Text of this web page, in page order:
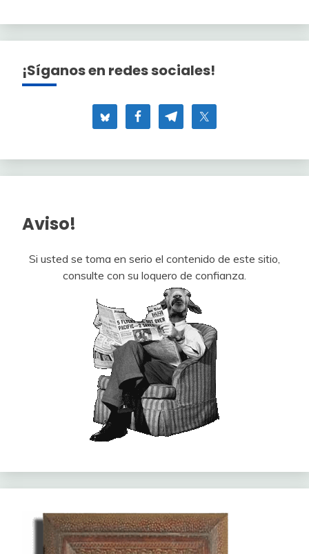
¡Síganos en redes sociales!
Aviso!
Si usted se toma en serio el contenido de este sitio,
consulte con su loquero de confianza.